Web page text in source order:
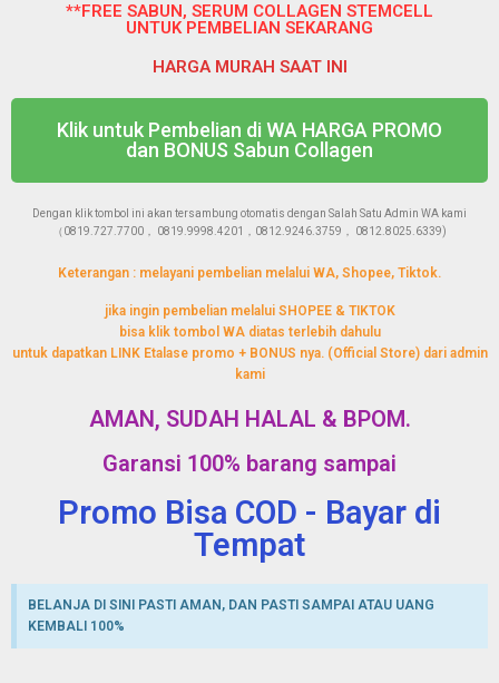
**FREE SABUN, SERUM COLLAGEN STEMCELL
UNTUK PEMBELIAN SEKARANG
HARGA MURAH SAAT INI
Klik untuk Pembelian di WA HARGA PROMO
dan BONUS Sabun Collagen
Dengan klik tombol ini akan tersambung otomatis dengan Salah Satu Admin WA kami
（0819.727.7700， 0819.9998.4201，0812.9246.3759， 0812.8025.6339)
Keterangan : melayani pembelian melalui WA, Shopee, Tiktok.
jika ingin pembelian melalui SHOPEE & TIKTOK
bisa klik tombol WA diatas terlebih dahulu
untuk dapatkan LINK Etalase promo + BONUS nya. (Official Store) dari admin
kami
AMAN, SUDAH HALAL & BPOM.
Garansi 100% barang sampai
Promo Bisa COD - Bayar di
Tempat
BELANJA DI SINI PASTI AMAN, DAN PASTI SAMPAI ATAU UANG
KEMBALI 100%